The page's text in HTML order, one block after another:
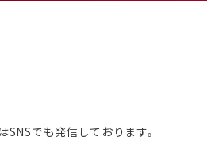
でも発信しております。